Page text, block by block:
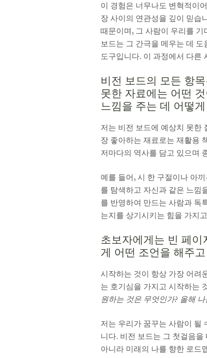
이 경험은 너무나도 변혁적이
장 사이의 연관성을 깊이 믿습
때문이며, 그 사람이 우리를
보드는 그 간극을 메우는 데
도구입니다. 이 과정에서 다른
비전 보드의 모든 항
못한 자료에는 어떤
느낌을 주는 데 어떻
저는 비전 보드에 예상치 못한
장 좋아하는 재료로는 재활용
저마다의 역사를 담고 있으며
예를 들어, 시 한 구절이나 아
를 탐색하고 자신과 같은 느낌
를 반영하여 만드는 사람과 독
는지를 상기시키는 힘을 가지
초보자에게는 빈 페이
게 어떤 조언을 해주
시작하는 것이 항상 가장 어려
는 호기심을 가지고 시작하는
원하는 것은 무엇인가? 올해
저는 우리가 꿈꾸는 사람이 될
니다. 비전 보드는 그 첫걸음을
아니라 미래의 나를 향한 로드